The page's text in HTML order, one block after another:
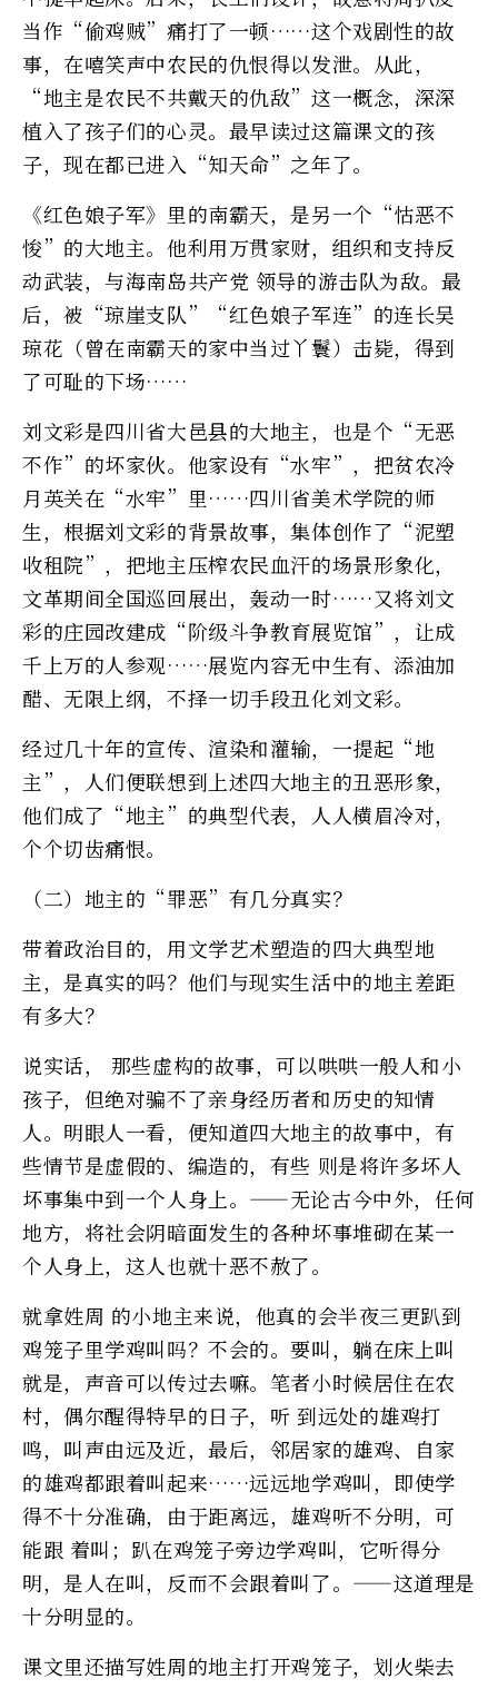
当作“偷鸡贼”痛打了一顿……这个戏剧性的故
事，在嘻笑声中农民的仇恨得以发泄。从此，
“地主是农民不共戴天的仇敌”这一概念，深深
植入了孩子们的心灵。最早读过这篇课文的孩
子，现在都已进入“知天命”之年了。
《红色娘子军》里的南霸天，是另一个“怙恶不
悛”的大地主。他利用万贯家财，组织和支持反
动武装，与海南岛共产党 领导的游击队为敌。最
后，被“琼崖支队”“红色娘子军连”的连长吴
琼花（曾在南霸天的家中当过丫鬟）击毙，得到
了可耻的下场……
刘文彩是四川省大邑县的大地主，也是个“无恶
不作”的坏家伙。他家设有“水牢”，把贫农冷
月英关在“水牢”里……四川省美术学院的师
生，根据刘文彩的背景故事，集体创作了“泥塑
收租院”，把地主压榨农民血汗的场景形象化，
文革期间全国巡回展出，轰动一时……又将刘文
彩的庄园改建成“阶级斗争教育展览馆”，让成
千上万的人参观……展览内容无中生有、添油加
醋、无限上纲，不择一切手段丑化刘文彩。
经过几十年的宣传、渲染和灌输，一提起“地
主”，人们便联想到上述四大地主的丑恶形象，
他们成了“地主”的典型代表，人人横眉冷对，
个个切齿痛恨。
（二）地主的“罪恶”有几分真实？
带着政治目的，用文学艺术塑造的四大典型地
主，是真实的吗？他们与现实生活中的地主差距
有多大？
说实话， 那些虚构的故事，可以哄哄一般人和小
孩子，但绝对骗不了亲身经历者和历史的知情
人。明眼人一看，便知道四大地主的故事中，有
些情节是虚假的、编造的，有些 则是将许多坏人
坏事集中到一个人身上。——无论古今中外，任何
地方，将社会阴暗面发生的各种坏事堆砌在某一
个人身上，这人也就十恶不赦了。
就拿姓周 的小地主来说，他真的会半夜三更趴到
鸡笼子里学鸡叫吗？不会的。要叫，躺在床上叫
就是，声音可以传过去嘛。笔者小时候居住在农
村，偶尔醒得特早的日子，听 到远处的雄鸡打
鸣，叫声由远及近，最后，邻居家的雄鸡、自家
的雄鸡都跟着叫起来……远远地学鸡叫，即使学
得不十分准确，由于距离远，雄鸡听不分明，可
能跟 着叫；趴在鸡笼子旁边学鸡叫，它听得分
明，是人在叫，反而不会跟着叫了。——这道理是
十分明显的。
课文里还描写姓周的地主打开鸡笼子，划火柴去